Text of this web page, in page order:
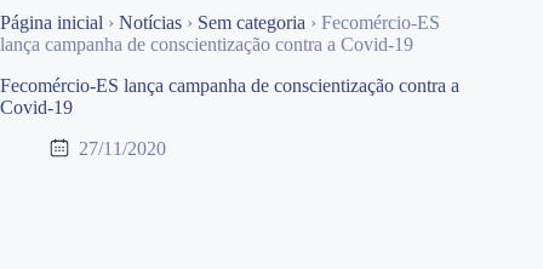
Página inicial › Notícias › Sem categoria › Fecomércio-ES
lança campanha de conscientização contra a Covid-19
Fecomércio-ES lança campanha de conscientização contra a
Covid-19
27/11/2020